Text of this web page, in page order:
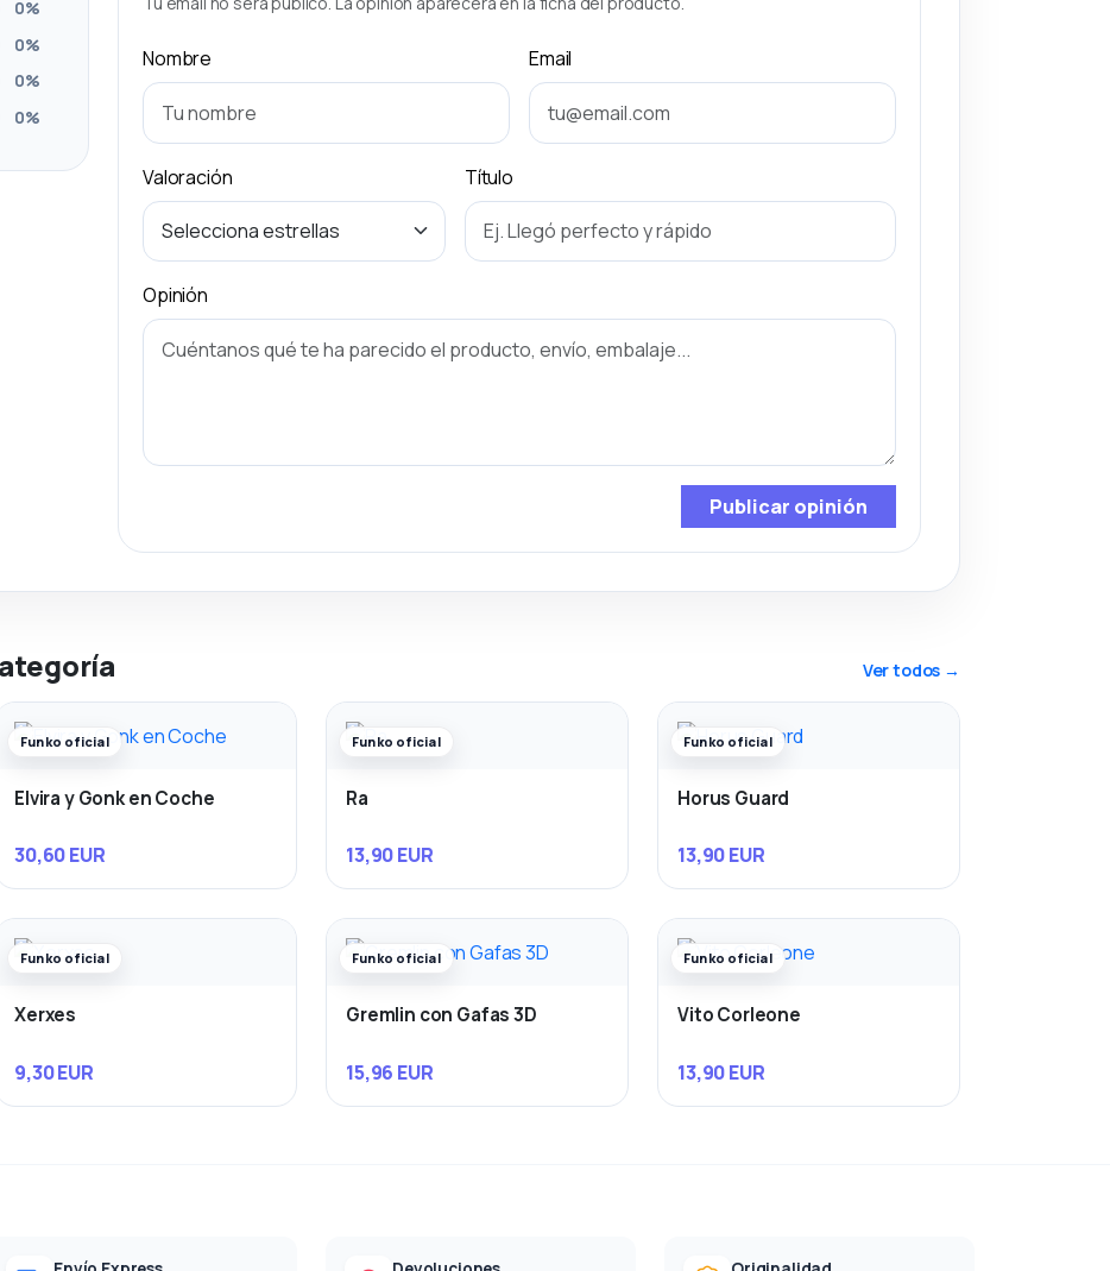
0%
0%
0%
0%
Nombre Email
Valoración Título
Opinión
Publicar opinión
Ver todos →
Funko oficial
Elvira y Gonk en Coche
30,60 EUR
Funko oficial
Ra
13,90 EUR
Funko oficial
Horus Guard
13,90 EUR
Funko oficial
Xerxes
9,30 EUR
Funko oficial
Gremlin con Gafas 3D
15,96 EUR
Funko oficial
Vito Corleone
13,90 EUR